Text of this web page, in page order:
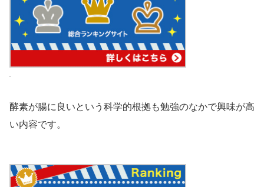
酵素が腸に良いという科学的根拠も勉強のなかで興味が高
い内容です。